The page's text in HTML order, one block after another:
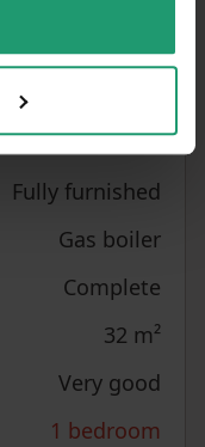
Brick
Fully furnished
Gas boiler
Complete
32 m²
Very good
1 bedroom